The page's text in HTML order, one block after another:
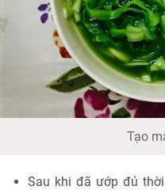
Tạo
Sau khi đã ướp đủ